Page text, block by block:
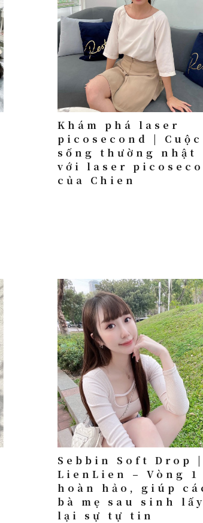
Khám phá laser
picosecond | Cuộc
sống thường nhật
với laser
của Chien
Sebbin Soft Drop |
LienLien – Vòng 1
hoàn hảo, giúp
bà mẹ sau sinh
lại sự tự tin